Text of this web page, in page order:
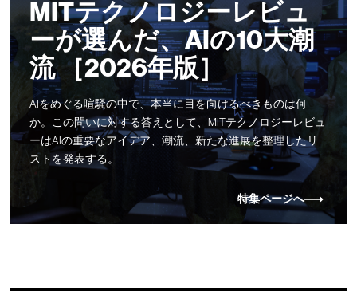
MITテクノロジーレビュ
ーが選んだ、AIの10大潮
流 ［2026年版］
AIをめぐる喧騒の中で、本当に目を向けるべきものは何
か。この問いに対する答えとして、MITテクノロジーレビュ
ーはAIの重要なアイデア、潮流、新たな進展を整理したリ
ストを発表する。
特集ページへ